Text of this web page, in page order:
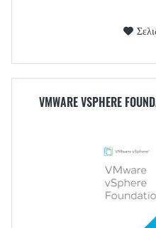
VMWARE VSPHERE